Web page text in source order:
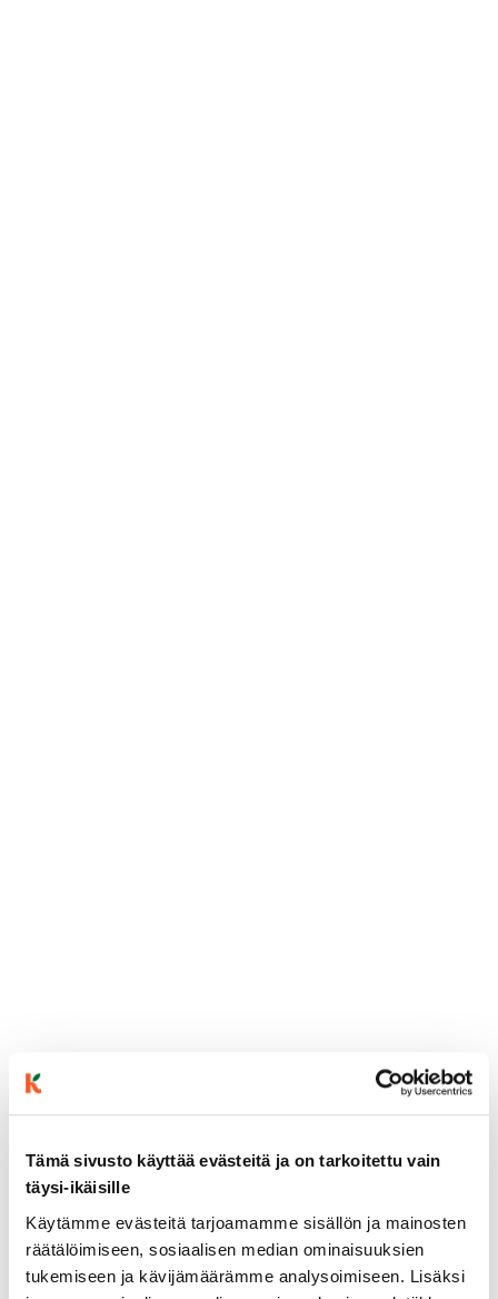
Tämä sivusto käyttää evästeitä ja on tarkoitettu vain
täysi-ikäisille
Käytämme evästeitä tarjoamamme sisällön ja mainosten
räätälöimiseen, sosiaalisen median ominaisuuksien
tukemiseen ja kävijämäärämme analysoimiseen. Lisäksi
valmistusohje